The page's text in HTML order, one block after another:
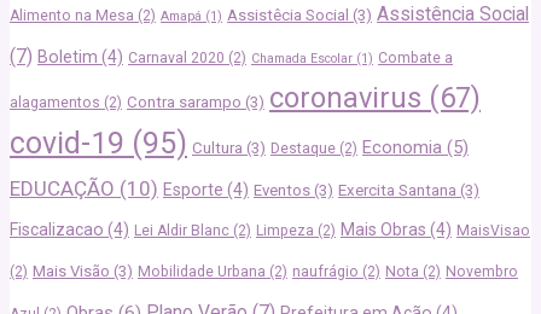
Alimento na Mesa (2) Amapá (1) Assistêcia Social (3) Assistência Social
(7) Boletim (4) Carnaval 2020 (2) Chamada Escolar (1) Combate a
alagamentos (2) Contra sarampo (3) coronavirus (67)
covid-19 (95) Cultura (3) Destaque (2) Economia (5)
EDUCAÇÃO (10) Esporte (4) Eventos (3) Exercita Santana (3)
Fiscalizacao (4) Lei Aldir Blanc (2) Limpeza (2) Mais Obras (4) MaisVisao
(2) Mais Visão (3) Mobilidade Urbana (2) naufrágio (2) Nota (2) Novembro